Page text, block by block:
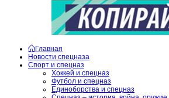
Главная
Новости спецназа
Спорт и спецназ
Хоккей и спецназ
Футбол и спецназ
Единоборства и спецназ